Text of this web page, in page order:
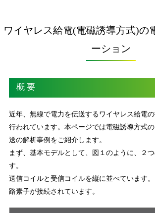
ワイヤレス給電(電磁誘導方式)の
ーション
概 要
近年、無線で電力を伝送するワイヤレス給電
行われています。本ページでは電磁誘導方式
送の解析事例をご紹介します。
まず、基本モデルとして、図１のように、２
す。
送信コイルと受信コイルを縦に並べています
路素子が接続されています。